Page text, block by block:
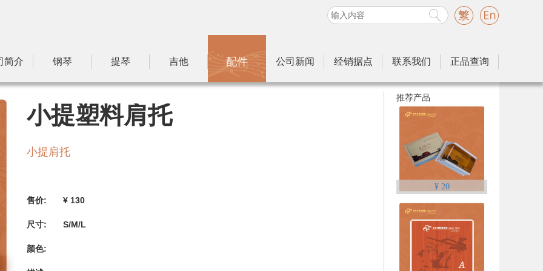
简介 钢琴 提琴 吉他 配件 公司新闻 经销据点 联系我们 正品查询
小提塑料肩托
小提肩托
售价: ¥ 130
尺寸: S/M/L
颜色:
推荐产品
¥ 20